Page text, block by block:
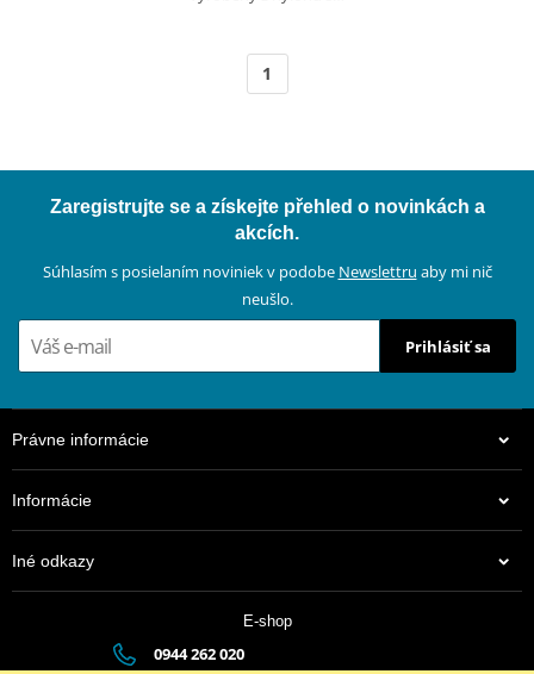
1
Zaregistrujte se a získejte přehled o novinkách a
akcích.
Súhlasím s posielaním noviniek v podobe Newslettru aby mi nič
neušlo.
Prihlásiť sa
Právne informácie
Informácie
Iné odkazy
E-shop
0944 262 020